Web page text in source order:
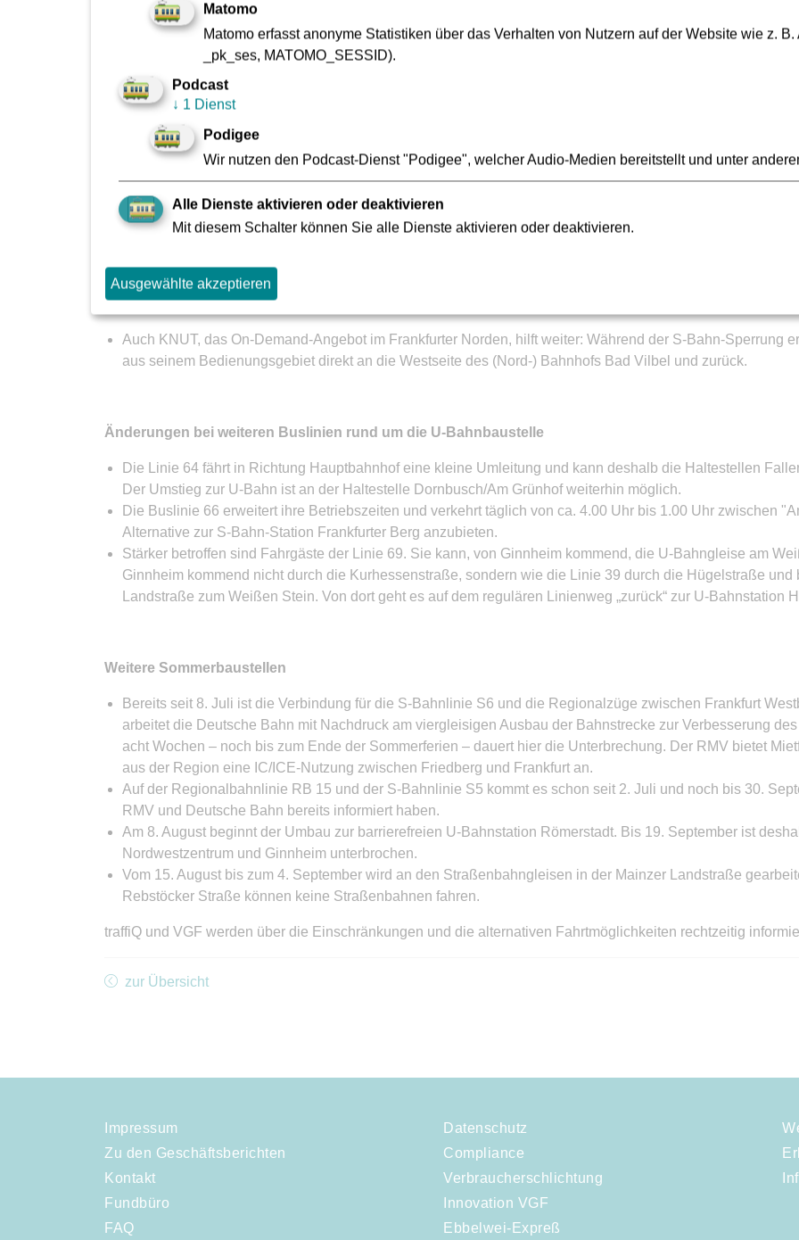
Weiterhin gut verbunden: Von und nach Bad Vilbel
Von Bad Vilbel haben Fahrgäste in die Frankfurter Innenstadt und in die nördlichen Frankfurter Stadtteile
Die Deutsche Bahn hat einen Schienenersatzverkehr mit Bussen zwischen Bad Vilbel und Frankfurt
Vilbel Süd und Konstablerwache ohne Zwischenhalt. Die Linie S6E folgt annähernd der S-Bahn-Trasse
Die Frankfurter Stadtteile Nieder-Erlenbach und Harheim bedient sie allerdings nicht.
Übergangszeiten auf die Buslinie 65 umgestiegen werden. Dazu wurde das Angebot auf der Linie 65
ganztags und samstags von 10.00 bis 17.00 Uhr jede halbe Stunde.
KNUT fährt nach Bad Vilbel
Auch KNUT, das On-Demand-Angebot im Frankfurter Norden, hilft weiter: Während der S-Bahn-Sperrung
aus seinem Bedienungsgebiet direkt an die Westseite des (Nord-) Bahnhofs Bad Vilbel und zurück.
Änderungen bei weiteren Buslinien rund um die U-Bahnbaustelle
Die Linie 64 fährt in Richtung Hauptbahnhof eine kleine Umleitung und kann deshalb die Haltestellen
Der Umstieg zur U-Bahn ist an der Haltestelle Dornbusch/Am Grünhof weiterhin möglich.
Die Buslinie 66 erweitert ihre Betriebszeiten und verkehrt täglich von ca. 4.00 Uhr bis 1.00 Uhr zwischen
Alternative zur S-Bahn-Station Frankfurter Berg anzubieten.
Stärker betroffen sind Fahrgäste der Linie 69. Sie kann, von Ginnheim kommend, die U-Bahngleise am
Ginnheim kommend nicht durch die Kurhessenstraße, sondern wie die Linie 39 durch die Hügelstraße
Landstraße zum Weißen Stein. Von dort geht es auf dem regulären Linienweg „zurück“ zur U-Bahnstation
Weitere Sommerbaustellen
Bereits seit 8. Juli ist die Verbindung für die S-Bahnlinie S6 und die Regionalzüge zwischen Frankfurt
arbeitet die Deutsche Bahn mit Nachdruck am viergleisigen Ausbau der Bahnstrecke zur Verbesserung
acht Wochen – noch bis zum Ende der Sommerferien – dauert hier die Unterbrechung. Der RMV bietet
aus der Region eine IC/ICE-Nutzung zwischen Friedberg und Frankfurt an.
Auf der Regionalbahnlinie RB 15 und der S-Bahnlinie S5 kommt es schon seit 2. Juli und noch bis 30.
RMV und Deutsche Bahn bereits informiert haben.
Am 8. August beginnt der Umbau zur barrierefreien U-Bahnstation Römerstadt. Bis 19. September ist
Nordwestzentrum und Ginnheim unterbrochen.
Vom 15. August bis zum 4. September wird an den Straßenbahngleisen in der Mainzer Landstraße
Rebstöcker Straße können keine Straßenbahnen fahren.
traffiQ und VGF werden über die Einschränkungen und die alternativen Fahrtmöglichkeiten rechtzeitig
zur Übersicht
Impressum
Zu den Geschäftsberichten
Kontakt
Fundbüro
FAQ
Datenschutz
Compliance
Verbraucherschlichtung
Innovation VGF
Ebbelwei-Expreß
Matomo
Matomo erfasst anonyme Statistiken über das Verhalten von Nutzern auf der Website wie z.
_pk_ses, MATOMO_SESSID).
Podcast
↓ 1 Dienst
Podigee
Wir nutzen den Podcast-Dienst "Podigee", welcher Audio-Medien bereitstellt und unter
Alle Dienste aktivieren oder deaktivieren
Mit diesem Schalter können Sie alle Dienste aktivieren oder deaktivieren.
Ausgewählte akzeptieren